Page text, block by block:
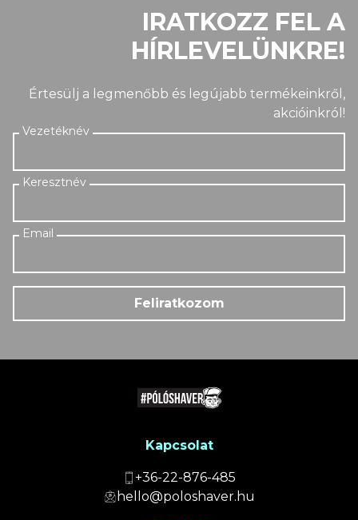
IRATKOZZ FEL A
HÍRLEVELÜNKRE!
Értesülj a legmenőbb és legújabb termékeinkről,
akcióinkról!
Feliratkozom
Kapcsolat
+36-22-876-485
hello@poloshaver.hu